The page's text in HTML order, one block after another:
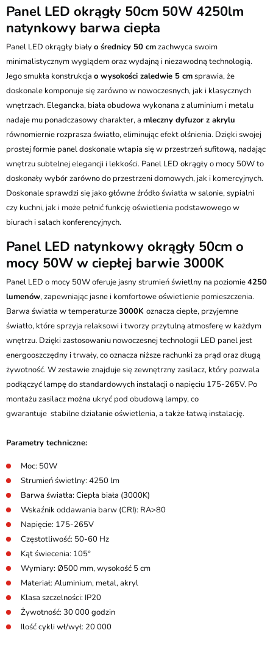
(od 1000 zł dla gabarytów, nie dotyczy produktów 3m)
Pobranie:
Poczta Polska Kurier 48H - 16 zł
Kurier GLS - 20 zł
Przesyłka Gabarytowa - 35 zł
Batalionów Chłopskich 12, 94-058 Łódź
506 336 320
kontakt@ledstyl.pl
Panel LED okrągły 50cm 50W 4250lm
natynkowy barwa ciepła
Panel LED okrągły białyo średnicy 50 cmzachwyca swoim
minimalistycznym wyglądem oraz wydajną i niezawodną technologią.
Jego smukła konstrukcja o wysokości zaledwie 5 cmsprawia, że
doskonale komponuje się zarówno w nowoczesnych, jak i klasycznych
wnętrzach. Elegancka, biała obudowa wykonana z aluminium i metalu
nadaje mu ponadczasowy charakter, a mleczny dyfuzor z akrylu
równomiernie rozprasza światło, eliminując efekt olśnienia. Dzięki swojej
prostej formie panel doskonale wtapia się w przestrzeń sufitową, nadając
wnętrzu subtelnej elegancji i lekkości. Panel LED okrągły o mocy 50W to
doskonały wybór zarówno do przestrzeni domowych, jak i komercyjnych.
Doskonale sprawdzi się jako główne źródło światła w salonie, sypialni
czy kuchni, jak i może pełnić funkcję oświetlenia podstawowego w
biurach i salach konferencyjnych.
Panel LED natynkowy okrągły 50cm o
mocy 50W w ciepłej barwie 3000K
Panel LED o mocy 50W oferuje jasny strumień świetlny na poziomie4250
lumenów, zapewniając jasne i komfortowe oświetlenie pomieszczenia.
Barwa światła w temperaturze3000K oznacza ciepłe, przyjemne
światło, które sprzyja relaksowi i tworzy przytulną atmosferę w każdym
wnętrzu. Dzięki zastosowaniu nowoczesnej technologii LED panel jest
energooszczędny i trwały, co oznacza niższe rachunki za prąd oraz długą
żywotność. W zestawie znajduje się zewnętrzny zasilacz, który pozwala
podłączyć lampę do standardowych instalacji o napięciu 175-265V. Po
montażu zasilacz można ukryć pod obudową lampy, co
gwarantuje stabilne działanie oświetlenia, a także łatwą instalację.
Parametry techniczne:
Moc: 50W
Strumień świetlny: 4250 lm
Barwa światła: Ciepła biała (3000K)
Wskaźnik oddawania barw (CRI): RA>80
Napięcie: 175-265V
Częstotliwość: 50-60 Hz
Kąt świecenia: 105°
Wymiary: Ø500 mm, wysokość 5 cm
Materiał: Aluminium, metal, akryl
Klasa szczelności: IP20
Żywotność: 30 000 godzin
Ilość cykli wł/wył: 20 000